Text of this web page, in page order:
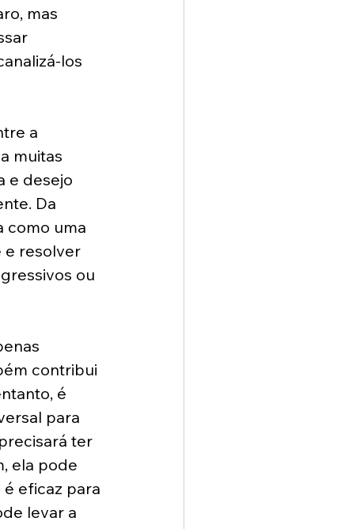
mas
los
a
muitas
e desejo
Da
como uma
e resolver
ou
contribui
é
para
ter
ela pode
eficaz para
levar a